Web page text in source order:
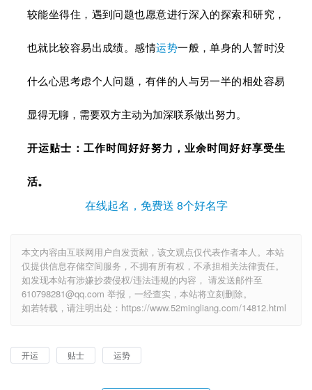
较能坐得住，遇到问题也愿意进行深入的探索和研究，
也就比较容易出成绩。感情运势一般，单身的人暂时没
什么心思考虑个人问题，有伴的人与另一半的相处容易
显得无聊，需要双方主动为加深联系做出努力。
开运贴士：工作时间好好努力，业余时间好好享受生
活。
在线起名，免费送 8个好名字
本文内容由互联网用户自发贡献，该文观点仅代表作者本人。本站
仅提供信息存储空间服务，不拥有所有权，不承担相关法律责任。
如发现本站有涉嫌抄袭侵权/违法违规的内容， 请发送邮件至
610798281@qq.com 举报，一经查实，本站将立刻删除。
如若转载，请注明出处：https://www.52mingliang.com/14812.html
开运 贴士 运势